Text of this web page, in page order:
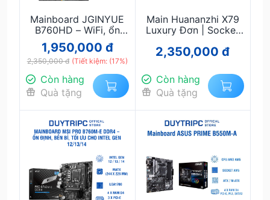
Mainboard JGINYUE
B760HD – WiFi, ổn
định cho Intel Gen
12/13/14
1,950,000 đ
2,350,000 đ (Tiết kiệm: (17%)
Còn hàng
Quà tặng
Main Huananzhi X79
Luxury Đơn | Socket
| DDR3 | Gaming &
2,350,000 đ
Còn hàng
Quà tặng